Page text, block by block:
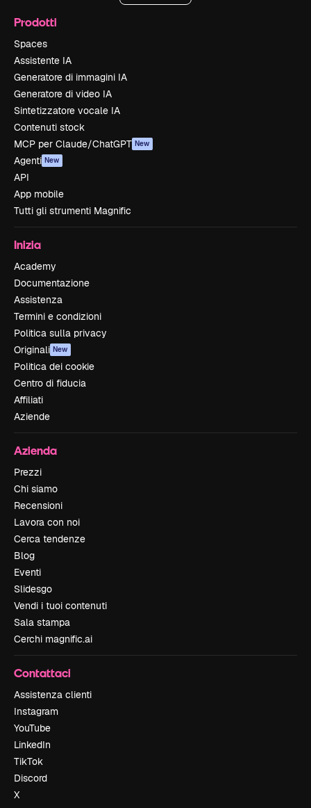
Prodotti
Spaces
Assistente IA
Generatore di immagini IA
Generatore di video IA
Sintetizzatore vocale IA
Contenuti stock
MCP per Claude/ChatGPT New
Agenti New
API
App mobile
Tutti gli strumenti Magnific
Inizia
Academy
Documentazione
Assistenza
Termini e condizioni
Politica sulla privacy
Originali New
Politica dei cookie
Centro di fiducia
Affiliati
Aziende
Azienda
Prezzi
Chi siamo
Recensioni
Lavora con noi
Cerca tendenze
Blog
Eventi
Slidesgo
Vendi i tuoi contenuti
Sala stampa
Cerchi magnific.ai
Contattaci
Assistenza clienti
Instagram
YouTube
LinkedIn
TikTok
Discord
X